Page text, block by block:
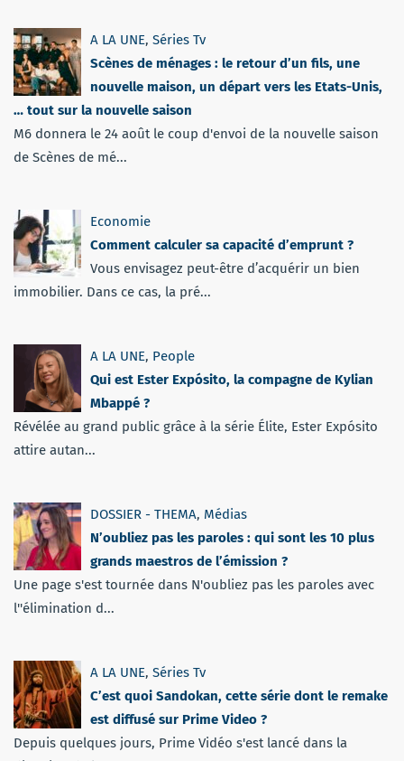
A LA UNE, Séries Tv
Scènes de ménages : le retour d’un fils, une
nouvelle maison, un départ vers les Etats-Unis,
… tout sur la nouvelle saison
M6 donnera le 24 août le coup d'envoi de la nouvelle saison
de Scènes de mé...
Economie
Comment calculer sa capacité d’emprunt ?
Vous envisagez peut-être d’acquérir un bien
immobilier. Dans ce cas, la pré...
A LA UNE, People
Qui est Ester Expósito, la compagne de Kylian
Mbappé ?
Révélée au grand public grâce à la série Élite, Ester Expósito
attire autan...
DOSSIER - THEMA, Médias
N’oubliez pas les paroles : qui sont les 10 plus
grands maestros de l’émission ?
Une page s'est tournée dans N'oubliez pas les paroles avec
l''élimination d...
A LA UNE, Séries Tv
C’est quoi Sandokan, cette série dont le remake
est diffusé sur Prime Video ?
Depuis quelques jours, Prime Vidéo s'est lancé dans la